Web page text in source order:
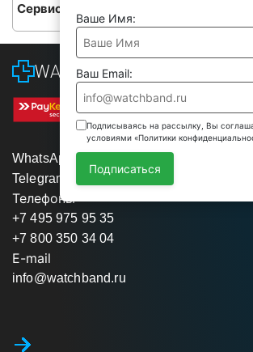
Ваше Имя:
Ваш Email:
Подписываясь на рассылку, Вы
условиями «Политики
Подписаться
Сервис
Бесплатная
WATCHBAND
WhatsApp
Telegram
Телефоны
+7 495 975 95 35
+7 800 350 34 04
E-mail
info@watchband.ru